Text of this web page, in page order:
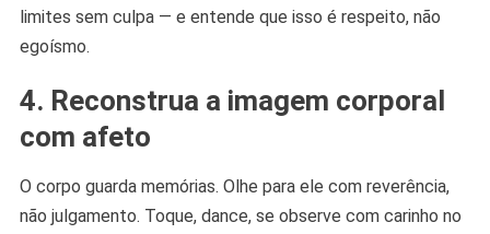
limites sem culpa — e entende que isso é respeito, não
egoísmo.
4. Reconstrua a imagem corporal
com afeto
O corpo guarda memórias. Olhe para ele com reverência,
não julgamento. Toque, dance, se observe com carinho no